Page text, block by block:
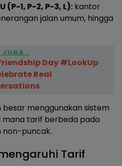
(P-1, P-2, P-3, L): kantor
jalan umum, hingga
JUGA :
Day #LookUp
Real
menggunakan sistem
mana tarif berbeda pada
non-puncak.
Tarif